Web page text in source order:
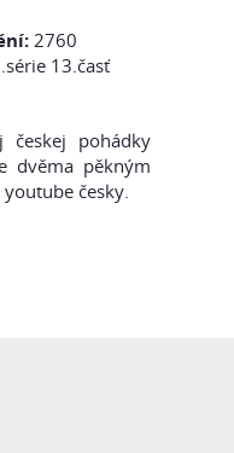
2760
13.časť
českej pohádky
dvěma pěkným
česky.